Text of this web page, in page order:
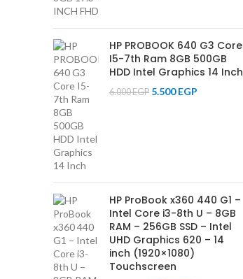
HP PROBOOK 640 G3 Core
I5-7th Ram 8GB 500GB
HDD Intel Graphics 14 Inch
6.000EGP 5.500EGP
HP ProBook x360 440 G1 –
Intel Core i3-8th U – 8GB
RAM – 256GB SSD – Intel
UHD Graphics 620 – 14
inch (1920×1080)
Touchscreen